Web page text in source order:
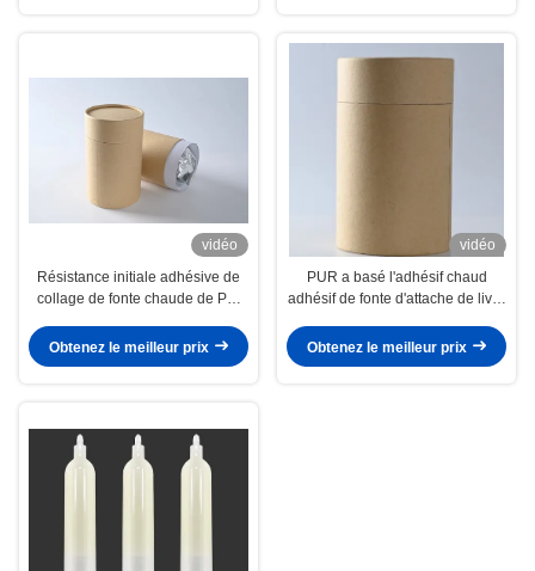
vidéo
Résistance initiale adhésive de
collage de fonte chaude de Pur
machine à laver
Obtenez le meilleur prix
vidéo
PUR a basé l'adhésif chaud
adhésif de fonte d'attache de livre
Obtenez le meilleur prix